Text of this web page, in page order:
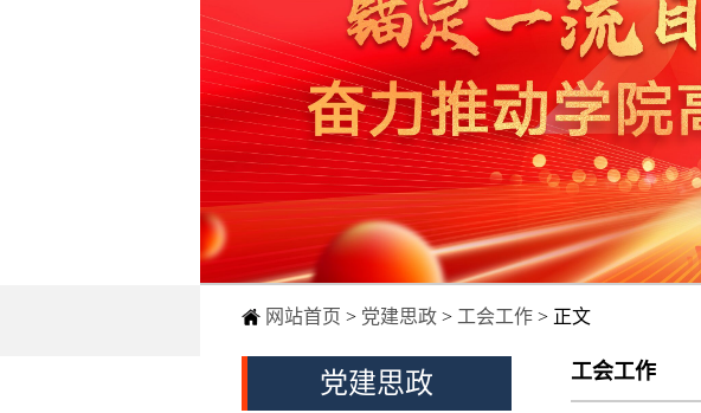
网站首页 > 党建思政 > 工会工作 > 正文
党建思政 工会工作